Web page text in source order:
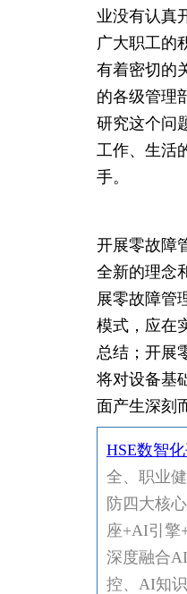
业没有认真
广大职工的
有着密切的
的各级管理
研究这个问
工作、生活
手。
开展零故障
全新的理念
展零故障管
模式，应在
总结；开展
将对设备基
面产生深刻
HSE数智
全、职业
防四大核
座+AI引擎
深度融合
控、AI知